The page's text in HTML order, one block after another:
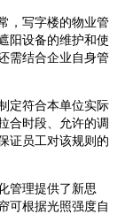
，写字楼的物业管
阳设备的维护和使
需结合企业自身管
定符合本单位实际
合时段、允许的调
证员工对该规则的
管理提供了新思
可根据光照强度自